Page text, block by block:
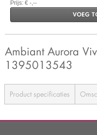
Prijs: € -,--
VOEG
Ambiant Aurora
1395013543
Product specificaties